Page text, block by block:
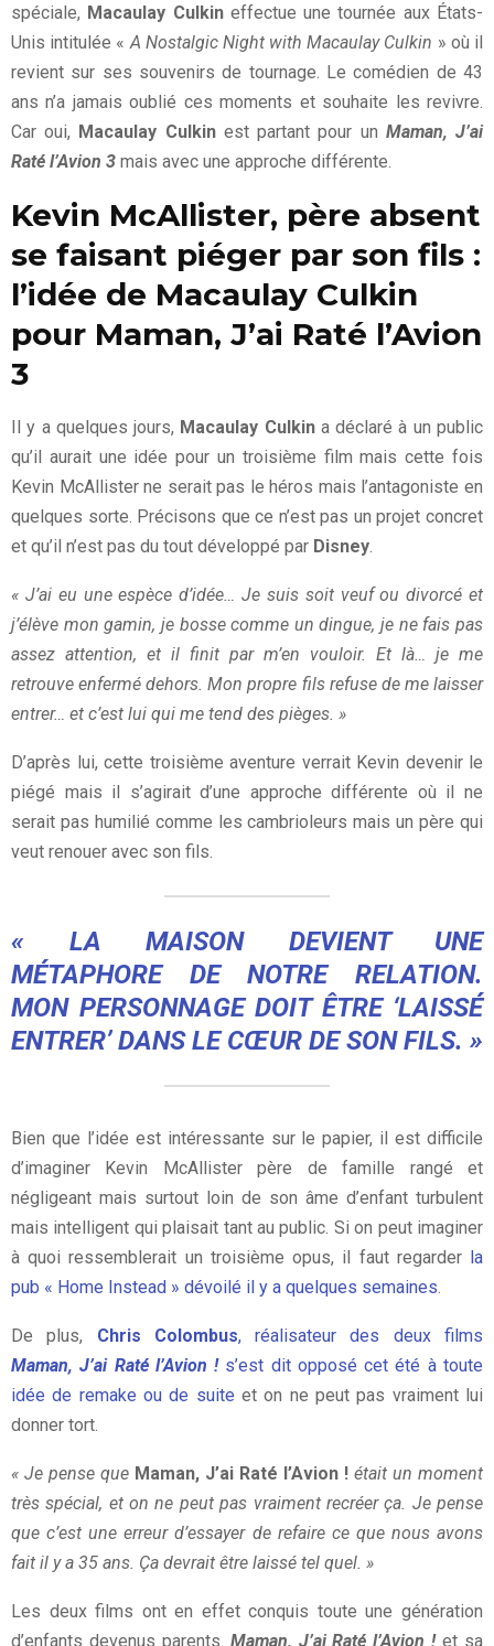
spéciale, Macaulay Culkineffectue une tournée aux États-
Unis intitulée «A Nostalgic Night with Macaulay Culkin » où il
revient sur ses souvenirs de tournage. Le comédien de 43
ans n’a jamais oublié ces moments et souhaite les revivre.
Car oui, Macaulay Culkinest partant pour un Maman, J’ai
Raté l’Avion 3 mais avec une approche différente.
Kevin McAllister, père absent
se faisant piéger par son fils :
l’idée de Macaulay Culkin
pour Maman, J’ai Raté l’Avion
3
Il y a quelques jours, Macaulay Culkina déclaré à un public
qu’il aurait une idée pour un troisième film mais cette fois
Kevin McAllister ne serait pas le héros mais l’antagoniste en
quelques sorte. Précisons que ce n’est pas un projet concret
et qu’il n’est pas du tout développé par Disney.
« J’ai eu une espèce d’idée… Je suis soit veuf ou divorcé et
j’élève mon gamin, je bosse comme un dingue, je ne fais pas
assez attention, et il finit par m’en vouloir. Et là… je me
retrouve enfermé dehors. Mon propre fils refuse de me laisser
entrer… et c’est lui qui me tend des pièges. »
D’après lui, cette troisième aventure verrait Kevin devenir le
piégé mais il s’agirait d’une approche différente où il ne
serait pas humilié comme les cambrioleurs mais un père qui
veut renouer avec son fils.
« LA MAISON DEVIENT UNE
MÉTAPHORE DE NOTRE RELATION.
MON PERSONNAGE DOIT ÊTRE ‘LAISSÉ
ENTRER’ DANS LE CŒUR DE SON FILS. »
Bien que l’idée est intéressante sur le papier, il est difficile
d’imaginer Kevin McAllister père de famille rangé et
négligeant mais surtout loin de son âme d’enfant turbulent
mais intelligent qui plaisait tant au public. Si on peut imaginer
à quoi ressemblerait un troisième opus, il faut regarder la
pub « Home Instead » dévoilé il y a quelques semaines.
De plus, Chris Colombus, réalisateur des deux films
Maman, J’ai Raté l’Avion ! s’est dit opposé cet été à toute
idée de remake ou de suite et on ne peut pas vraiment lui
donner tort.
« Je pense que Maman, J’ai Raté l’Avion ! était un moment
très spécial, et on ne peut pas vraiment recréer ça. Je pense
que c’est une erreur d’essayer de refaire ce que nous avons
fait il y a 35 ans. Ça devrait être laissé tel quel. »
Les deux films ont en effet conquis toute une génération
d’enfants devenus parents. Maman, J’ai Raté l’Avion !et sa